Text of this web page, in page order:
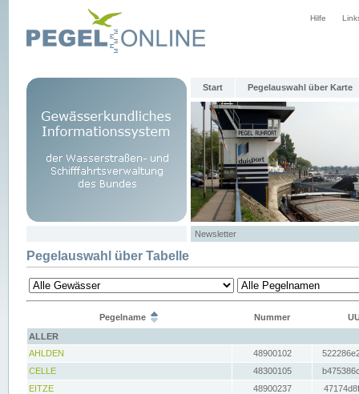
Hilfe
Start Pegelauswahl über Karte
Newsletter
Pegelauswahl über Tabelle
Pegelname Nummer
ALLER
AHLDEN
48900102
CELLE
48300105
EITZE
48900237